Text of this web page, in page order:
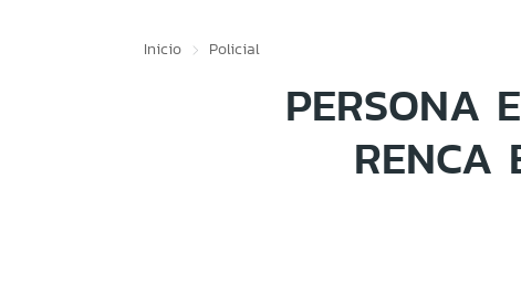
Inicio Policial
PERSONA
RENCA